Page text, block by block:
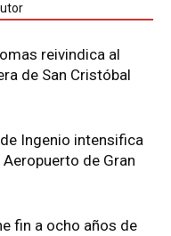
reivindica al
de San Cristóbal
Ingenio intensifica
de Gran
fin a ocho años de